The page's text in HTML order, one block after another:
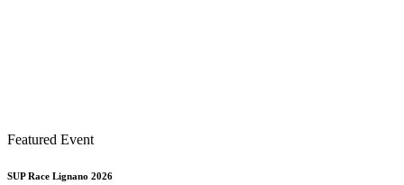
Featured Event
SUP Race Lignano 2026